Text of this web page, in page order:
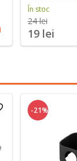
În stoc
24 lei
19 lei
-21%